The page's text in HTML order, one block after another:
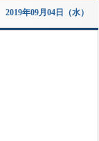
2019年09月04日（水）